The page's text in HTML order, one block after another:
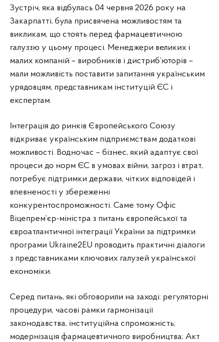
Зустріч, яка відбулась 04 червня 2026 року на
Закарпатті, була присвячена можливостям та
викликам, що стоять перед фармацевтичною
галуззю у цьому процесі. Менеджери великих і
малих компаній – виробників і дистриб’юторів –
мали можливість поставити запитання українським
урядовцям, представникам інституцій ЄС і
експертам.
Інтеграція до ринків Європейського Союзу
відкриває українським підприємствам додаткові
можливості. Водночас – бізнес, який адаптує свої
процеси до норм ЄС в умовах війни, загроз і втрат,
потребує підтримки держави, чітких відповідей і
впевненості у збереженні
конкурентоспроможності. Саме тому Офіс
Віцепрем’єр-міністра з питань європейської та
євроатлантичної інтеграції України за підтримки
програми Ukraine2EU проводить практичні діалоги
з представниками ключових галузей української
економіки.
Серед питань, які обговорили на заході: регуляторні
процедури, часові рамки гармонізації
законодавства, інституційна спроможність;
модернізація фармацевтичного виробництва; Акт